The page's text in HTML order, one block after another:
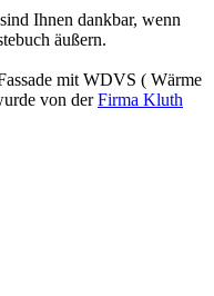
Ihnen dankbar, wenn
äußern.
mit WDVS ( Wärme
von derFirma Kluth